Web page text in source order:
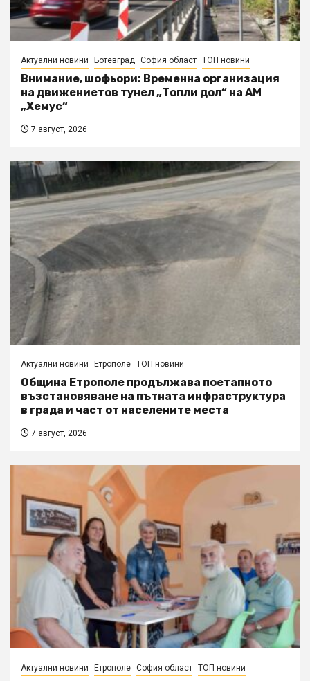
Актуални новини Ботевград София област ТОП новини
Внимание, шофьори: Временна организация
на движениетов тунел „Топли дол“ на АМ
„Хемус“
7 август, 2026
Актуални новини Етрополе ТОП новини
Община Етрополе продължава поетапното
възстановяване на пътната инфраструктура
в града и част от населените места
7 август, 2026
Актуални новини Етрополе София област ТОП новини